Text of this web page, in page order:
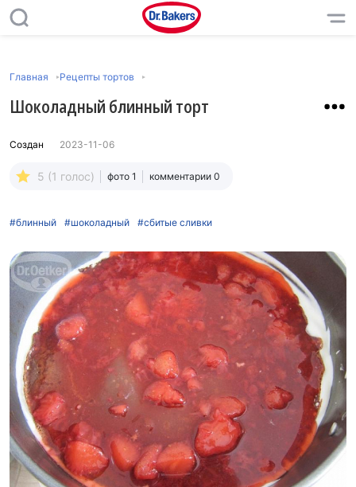
Главная Рецепты тортов
Шоколадный блинный торт
Создан 2023-11-06
5 (1 голос) фото 1 комментарии 0
#блинный #шоколадный #сбитые сливки